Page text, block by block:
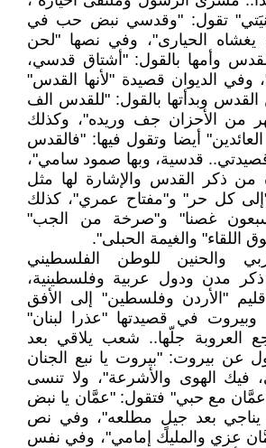
تقول: "وقدسي نبض حب في
يغشاه الحيارى"، وفي نصها "لحن
وأمها بالقول: "أشتاق قدسي،
الديوان قصيدة "لأنها القدس"
وبدأتها بالقول: "للقدس الف
من الأحزان جف وريده"، وكذلك
أيضا وتقول فيها: "فالقدس
قدسية، وبها صمود سامي"،
من ذكر القدس والإشارة لها مثل
كل حر" و"مفتاح عمري"، كذلك
غصنا" و"صرخة من الجب"
والغيمة الحبلى".
والحنين للوطن الفلسطيني
مدن ودول عربية وفلسطينية،
"الأردن وفلسطين" إلى الأفق
وبيروت في قصيدتها "عذرا لبنان"
العروبة جلّها.. شعب يلاقي بعد
بيروت: "بيروت يا نبع الجنان
فيك الهوى والأشرعة"، ولا تنسى
مع حبي" فتقول: "عمَّان يا نبض
يناجي بعد جيلٍ مطلعه"، وفي نص
عزي والمليك إمامي"، وفي نفس